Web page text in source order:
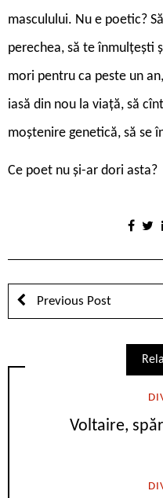
masculului. Nu e poetic?
perechea, să te înmulțești
mori pentru ca peste un
iasă din nou la viață, să
moștenire genetică, să se
Ce poet nu și-ar dori asta?
Previous Post
Voltaire,